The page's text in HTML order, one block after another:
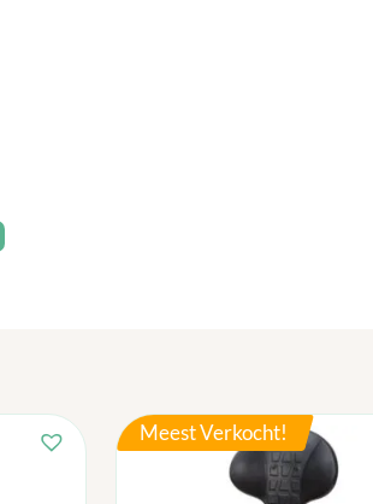
Meest Verkocht!